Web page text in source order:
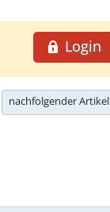
Login
nachfolgender Artikel